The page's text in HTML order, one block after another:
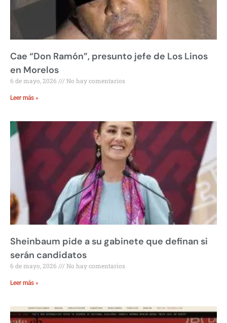
Cae “Don Ramón”, presunto jefe de Los Linos
en Morelos
6 de mayo, 2026 No hay comentarios
Leer más »
Sheinbaum pide a su gabinete que definan si
serán candidatos
6 de mayo, 2026 No hay comentarios
Leer más »